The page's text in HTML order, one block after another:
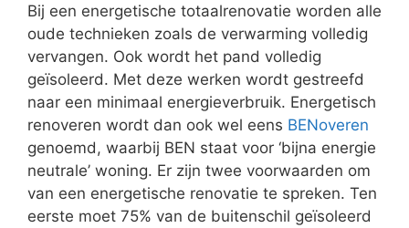
Bij een energetische totaalrenovatie worden alle
oude technieken zoals de verwarming volledig
vervangen. Ook wordt het pand volledig
geïsoleerd. Met deze werken wordt gestreefd
naar een minimaal energieverbruik. Energetisch
renoveren wordt dan ook wel eens BENoveren
genoemd, waarbij BEN staat voor ‘bijna energie
neutrale’ woning. Er zijn twee voorwaarden om
van een energetische renovatie te spreken. Ten
eerste moet 75% van de buitenschil geïsoleerd